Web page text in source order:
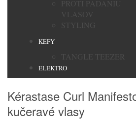
PROTI PADANIU
VLASOV
STYLING
KEFY
TANGLE TEEZER
ELEKTRO
Kérastase Curl
kučeravé vlasy